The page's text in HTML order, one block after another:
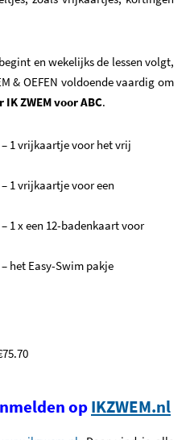
en wekelijks de lessen volgt,
& OEFEN voldoende vaardig om
ZWEM voor ABC.
vrijkaartje voor het vrij
1 vrijkaartje voor een
1 x een 12-badenkaart voor
het Easy-Swim pakje
opIKZWEM.nl